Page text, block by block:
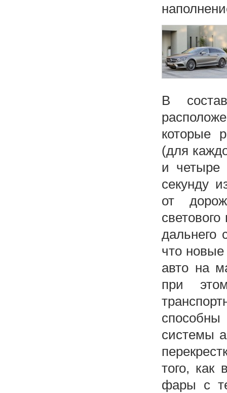
В
которые
(для
и четыре
секунду
от
дальнего
что
авто на
при
способны
системы
того, как
фары с